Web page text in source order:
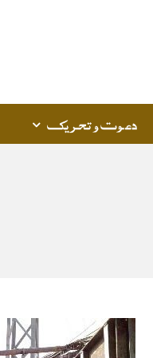
دعوت و تحریک